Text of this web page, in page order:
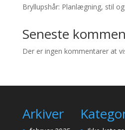
Bryllupshår: Planlægning, stil
Seneste
Der er ingen kommentarer at
Arkiver